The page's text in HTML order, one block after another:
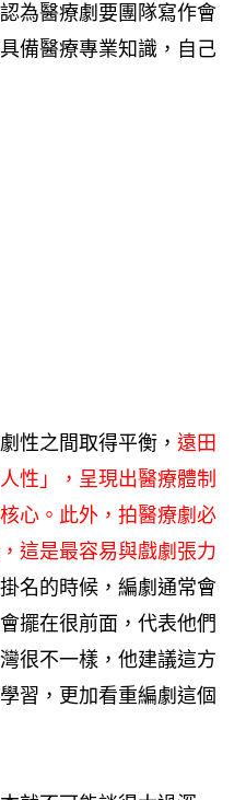
為醫療劇要團隊寫作會
備醫療專業知識，自己
性之間取得平衡， 遠田
性」，呈現出醫療體制
心。此外，拍醫療劇必
這是最容易與戲劇張力
名的時候，編劇通常會
擺在很前面，代表他們
很不一樣，他建議這方
習，更加看重編劇這個